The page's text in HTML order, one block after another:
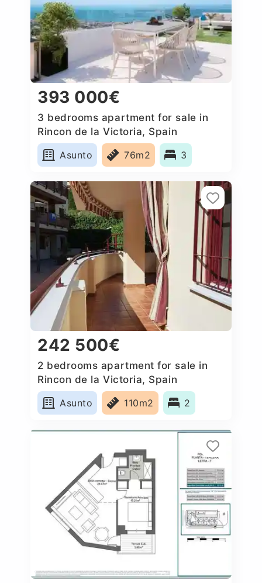
393 000€
3 bedrooms apartment for sale in
Rincon de la Victoria, Spain
Asunto
76m2 3
242 500€
2 bedrooms apartment for sale in
Rincon de la Victoria, Spain
Asunto
110m2 2